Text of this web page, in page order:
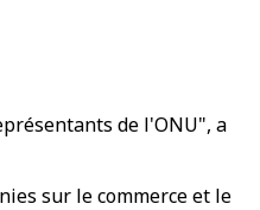
de l'ONU", a
sur le commerce et le